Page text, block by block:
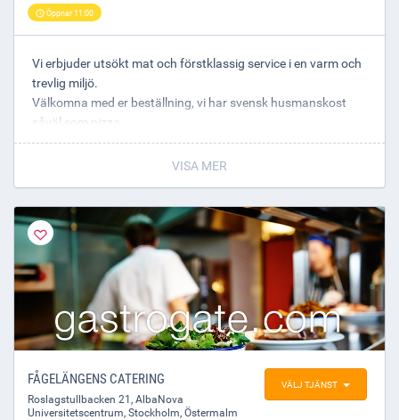
Öppnar 11:00
Vi erbjuder utsökt mat och förstklassig service i en varm och
trevlig miljö.
Välkomna med er beställning, vi har svensk husmanskost
såväl som pizza.
League, Europa League samt Champions League på
restaurangen.
VISA MER
VÄLJ TJÄNST
FÅGELÄNGENS CATERING
Roslagstullbacken 21, AlbaNova
Universitetscentrum, Stockholm, Östermalm